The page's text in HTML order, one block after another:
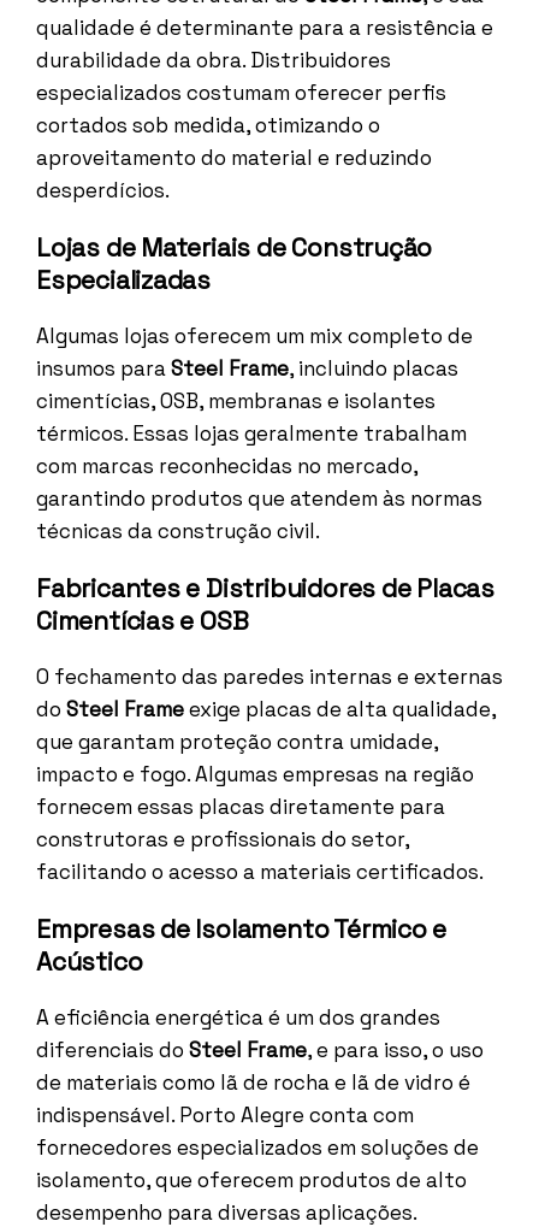
qualidade é determinante para a resistência e
durabilidade da obra. Distribuidores
especializados costumam oferecer perfis
cortados sob medida, otimizando o
aproveitamento do material e reduzindo
desperdícios.
Lojas de Materiais de Construção
Especializadas
Algumas lojas oferecem um mix completo de
insumos paraSteel Frame, incluindo placas
cimentícias, OSB, membranas e isolantes
térmicos. Essas lojas geralmente trabalham
com marcas reconhecidas no mercado,
garantindo produtos que atendem às normas
técnicas da construção civil.
Fabricantes e Distribuidores de Placas
Cimentícias e OSB
O fechamento das paredes internas e externas
do Steel Frameexige placas de alta qualidade,
que garantam proteção contra umidade,
impacto e fogo. Algumas empresas na região
fornecem essas placas diretamente para
construtoras e profissionais do setor,
facilitando o acesso a materiais certificados.
Empresas de Isolamento Térmico e
Acústico
A eficiência energética é um dos grandes
diferenciais do Steel Frame, e para isso, o uso
de materiais como lã de rocha e lã de vidro é
indispensável. Porto Alegre conta com
fornecedores especializados em soluções de
isolamento, que oferecem produtos de alto
desempenho para diversas aplicações.